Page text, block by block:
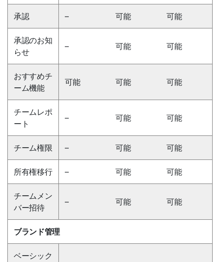
承認 – 可能 可能
承認のお知
らせ
– 可能 可能
おすすめチ
ーム機能
可能 可能 可能
チームレポ
ート
– 可能 可能
チーム権限 – 可能 可能
所有権移行 – 可能 可能
チームメン
バー招待
– 可能 可能
ブランド管理
ベーシック